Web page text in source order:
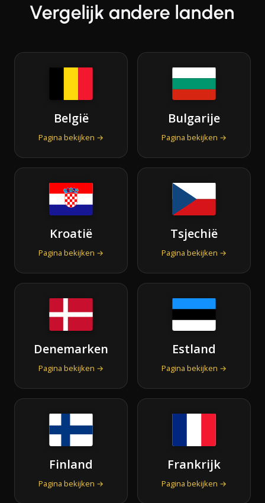
Vergelijk andere landen
België
Pagina bekijken →
Bulgarije
Pagina bekijken →
Kroatië
Pagina bekijken →
Tsjechië
Pagina bekijken →
Denemarken
Pagina bekijken →
Estland
Pagina bekijken →
Finland
Pagina bekijken →
Frankrijk
Pagina bekijken →